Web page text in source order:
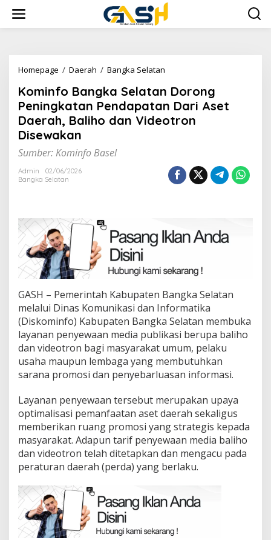
konten
Homepage / Daerah / Bangka Selatan
Selatan
Dorong
Peningkatan
Pendapatan
Baliho
dan
Kominfo Bangka Selatan Dorong
Peningkatan Pendapatan Dari Aset
Daerah, Baliho dan Videotron
Disewakan
Sumber: Kominfo Basel
Admin
02/06/2026
Bangka Selatan
GASH – Pemerintah Kabupaten Bangka Selatan
melalui Dinas Komunikasi dan Informatika
(Diskominfo) Kabupaten Bangka Selatan membuka
layanan penyewaan media publikasi berupa baliho
dan videotron bagi masyarakat umum, pelaku
usaha maupun lembaga yang membutuhkan
sarana promosi dan penyebarluasan informasi.
Layanan penyewaan tersebut merupakan upaya
optimalisasi pemanfaatan aset daerah sekaligus
memberikan ruang promosi yang strategis kepada
masyarakat. Adapun tarif penyewaan media baliho
dan videotron telah ditetapkan dan mengacu pada
peraturan daerah (perda) yang berlaku.